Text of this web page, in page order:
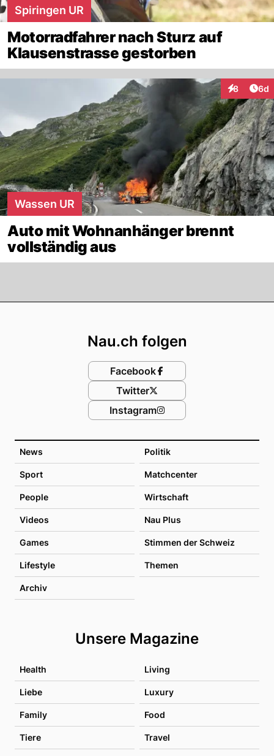
Spiringen UR
Motorradfahrer nach Sturz auf
Klausenstrasse gestorben
8 6d
Wassen UR
Auto mit Wohnanhänger brennt
vollständig aus
News Politik
Sport Matchcenter
People Wirtschaft
Videos Nau Plus
Games Stimmen der Schweiz
Lifestyle Themen
Archiv
Unsere Magazine
Health Living
Liebe Luxury
Family Food
Tiere Travel
Nau.ch folgen
Facebook
Twitter
Instagram